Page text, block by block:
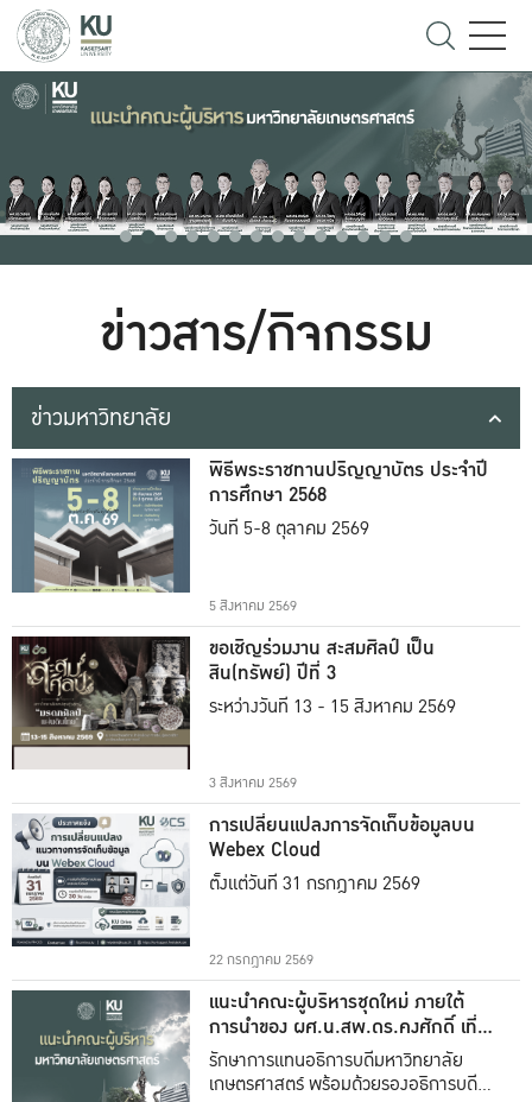
ข่าวสาร/กิจกรรม
ข่าวมหาวิทยาลัย
พิธีพระราชทานปริญญาบัตร ประจำปี
การศึกษา 2568
วันที่ 5-8 ตุลาคม 2569
5 สิงหาคม 2569
ขอเชิญร่วมงาน สะสมศิลป์ เป็น
สิน(ทรัพย์) ปีที่ 3
ระหว่างวันที่ 13 - 15 สิงหาคม 2569
3 สิงหาคม 2569
การเปลี่ยนแปลงการจัดเก็บข้อมูลบน
Webex Cloud
ตั้งแต่วันที่ 31 กรกฎาคม 2569
22 กรกฎาคม 2569
แนะนำคณะผู้บริหารชุดใหม่ ภายใต้
การนำของ ผศ.น.สพ.ดร.คงศักดิ์ เที่ยง
ธรรม
รักษาการแทนอธิการบดีมหาวิทยาลัย
เกษตรศาสตร์ พร้อมด้วยรองอธิการบดีทั้ง